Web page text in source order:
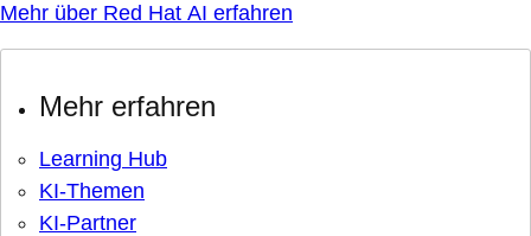
Mehr über Red Hat AI erfahren
Mehr erfahren
Learning Hub
KI-Themen
KI-Partner